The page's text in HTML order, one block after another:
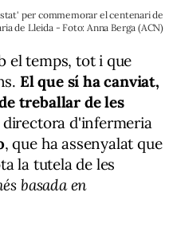
per commemorar el centenari de
de Lleida - Foto: Anna Berga (ACN)
el temps, tot i que
El que sí ha canviat,
treballar de les
directora d'infermeria
, que ha assenyalat que
la tutela de les
basada en